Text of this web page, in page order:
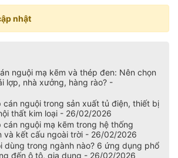
nhật
nguội mạ kẽm và thép đen: Nên chọn
lợp, nhà xưởng, hàng rào? -
cán nguội trong sản xuất tủ điện, thiết bị
thất kim loại - 26/02/2026
nguội mạ kẽm trong hệ thống
và kết cấu ngoài trời - 26/02/2026
dùng trong ngành nào? 6 ứng dụng phổ
đến ô tô, gia dụng - 26/02/2026